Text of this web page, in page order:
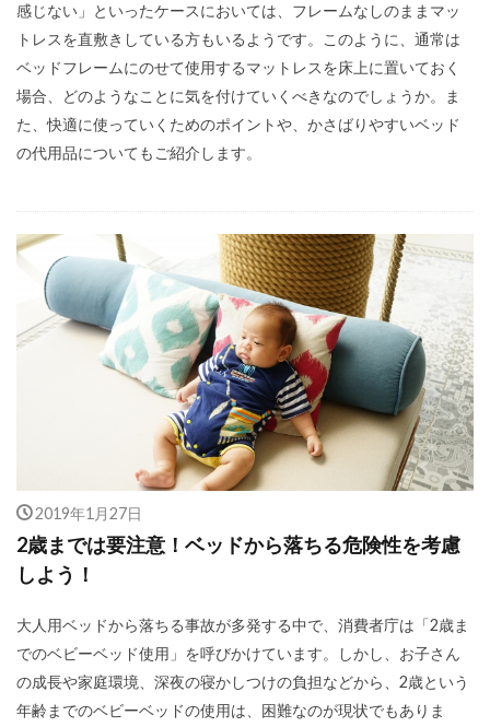
感じない」といったケースにおいては、フレームなしのままマッ
トレスを直敷きしている方もいるようです。このように、通常は
ベッドフレームにのせて使用するマットレスを床上に置いておく
場合、どのようなことに気を付けていくべきなのでしょうか。ま
た、快適に使っていくためのポイントや、かさばりやすいベッド
の代用品についてもご紹介します。
2019年1月27日
2歳までは要注意！ベッドから落ちる危険性を考慮
しよう！
大人用ベッドから落ちる事故が多発する中で、消費者庁は「2歳ま
でのベビーベッド使用」を呼びかけています。しかし、お子さん
の成長や家庭環境、深夜の寝かしつけの負担などから、2歳という
年齢までのベビーベッドの使用は、困難なのが現状でもありま